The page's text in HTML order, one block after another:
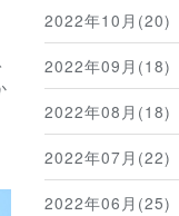
2022年10月(20)
2022年09月(18)
2022年08月(18)
2022年07月(22)
2022年06月(25)